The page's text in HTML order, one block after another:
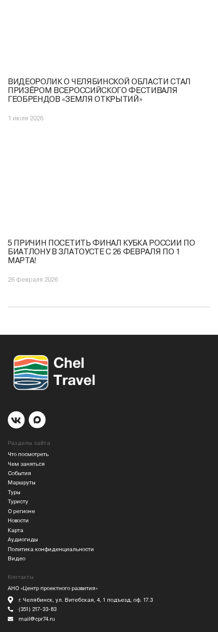
ВИДЕОРОЛИК О ЧЕЛЯБИНСКОЙ ОБЛАСТИ СТАЛ
ПРИЗЁРОМ ВСЕРОССИЙСКОГО ФЕСТИВАЛЯ
ГЕОБРЕНДОВ «ЗЕМЛЯ ОТКРЫТИЙ»
1 июля 2026
5 ПРИЧИН ПОСЕТИТЬ ФИНАЛ КУБКА РОССИИ ПО
БИАТЛОНУ В ЗЛАТОУСТЕ С 26 ФЕВРАЛЯ ПО 1
МАРТА!
26 февраля 2026
Разделы сайта
Что посмотреть
Чем заняться
События
Маршруты
Туры
Туристу
О регионе
Новости
Карта
Аудиогиды
Политика конфиденциальности
Видео
Контакты
АНО «Центр проектного развития»
г. Челябинск, ул. Витебская, 4, 1 подъезд, оф. 17.3
(351) 217-33-83
mail@cpr74.ru